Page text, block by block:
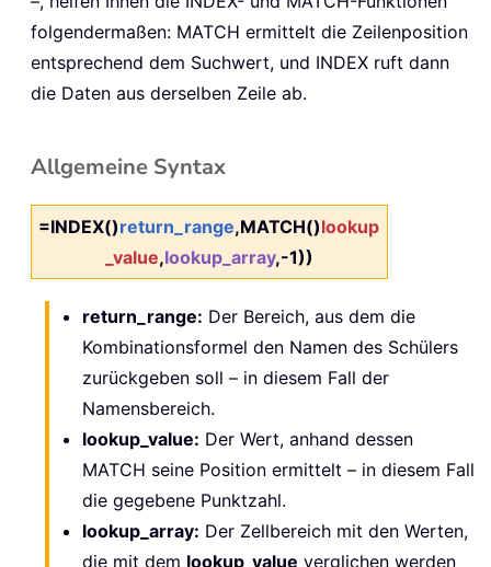
folgendermaßen: MATCH ermittelt die Zeilenposition
entsprechend dem Suchwert, und INDEX ruft dann
die Daten aus derselben Zeile ab.
Allgemeine Syntax
=INDEX()return_range,MATCH()lookup
_value,lookup_array,-1))
return_range: Der Bereich, aus dem die
Kombinationsformel den Namen des Schülers
zurückgeben soll – in diesem Fall der
Namensbereich.
lookup_value: Der Wert, anhand dessen
MATCH seine Position ermittelt – in diesem Fall
die gegebene Punktzahl.
lookup_array: Der Zellbereich mit den Werten,
die mit dem lookup_value verglichen werden